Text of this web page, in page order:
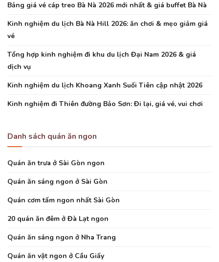
Bảng giá vé cáp treo Bà Nà 2026 mới nhất & giá buffet Bà Nà
Kinh nghiệm du lịch Bà Nà Hill 2026: ăn chơi & mẹo giảm giá
vé
Tổng hợp kinh nghiệm đi khu du lịch Đại Nam 2026 & giá
dịch vụ
Kinh nghiệm du lịch Khoang Xanh Suối Tiên cập nhật 2026
Kinh nghiệm đi Thiên đường Bảo Sơn: Đi lại, giá vé, vui chơi
Danh sách quán ăn ngon
Quán ăn trưa ở Sài Gòn ngon
Quán ăn sáng ngon ở Sài Gòn
Quán cơm tấm ngon nhất Sài Gòn
20 quán ăn đêm ở Đà Lạt ngon
Quán ăn sáng ngon ở Nha Trang
Quán ăn vặt ngon ở Cầu Giấy